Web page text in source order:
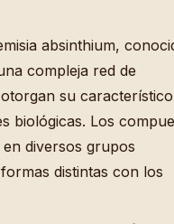
absinthium,
compleja red de
su característico
biológicas. Los
diversos grupos
distintas con los